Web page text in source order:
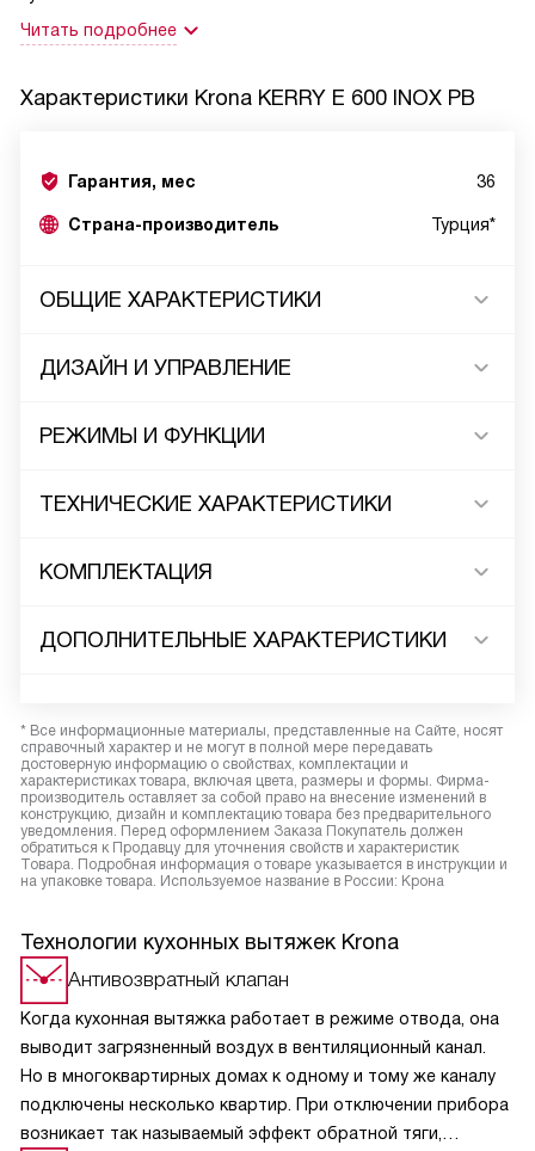
Читать подробнее
Характеристики Krona KERRY E 600 INOX PB
Гарантия, мес 36
Страна-производитель Турция*
ОБЩИЕ ХАРАКТЕРИСТИКИ
ДИЗАЙН И УПРАВЛЕНИЕ
РЕЖИМЫ И ФУНКЦИИ
ТЕХНИЧЕСКИЕ ХАРАКТЕРИСТИКИ
КОМПЛЕКТАЦИЯ
ДОПОЛНИТЕЛЬНЫЕ ХАРАКТЕРИСТИКИ
* Все информационные материалы, представленные на Сайте, носят
справочный характер и не могут в полной мере передавать
достоверную информацию о свойствах, комплектации и
характеристиках товара, включая цвета, размеры и формы. Фирма-
производитель оставляет за собой право на внесение изменений в
конструкцию, дизайн и комплектацию товара без предварительного
уведомления. Перед оформлением Заказа Покупатель должен
обратиться к Продавцу для уточнения свойств и характеристик
Товара. Подробная информация о товаре указывается в инструкции и
на упаковке товара. Используемое название в России: Крона
Технологии кухонных вытяжек Krona
Антивозвратный клапан
Когда кухонная вытяжка работает в режиме отвода, она
выводит загрязненный воздух в вентиляционный канал.
Но в многоквартирных домах к одному и тому же каналу
подключены несколько квартир. При отключении прибора
возникает так называемый эффект обратной тяги,